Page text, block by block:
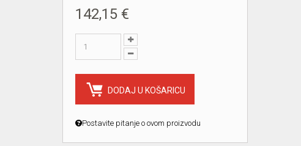
142,15 €
DODAJ U KOŠARICU
Postavite pitanje o ovom proizvodu